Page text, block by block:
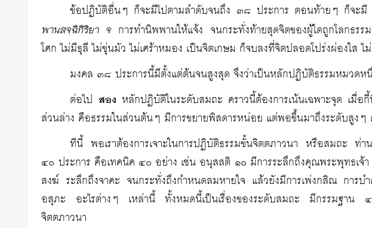
ข้อปฏิบัติอื่นๆ ก็จะมีไปตามลำดับจนถึง ๓๘ ประการ ตอนท้ายๆ ก็จะมี
พานสจฺฉิกิริยา จการทำนิพพานให้แจ้ง จนกระทั่งท้ายสุดจิตของผู้ใดถูกโลกธรร
โศก ไม่มีธุลี ไม่ขุ่นมัว ไม่เศร้าหมอง เป็นจิตเกษม ก็จบลงที่จิตปลอดโปร่งผ่องใส
มงคล ๓๘ ประการนี้มีตั้งแต่ต้นจนสูงสุด จึงว่าเป็นหลักปฏิบัติธรรมหมวด
ต่อไป สอง หลักปฏิบัติในระดับสมถะ คราวนี้ต้องการเน้นเฉพาะจุด เมื่
ส่วนล่าง คือธรรมในส่วนต้นๆ มีการขยายพิสดารหน่อย แต่พอขึ้นมาถึงระดับสูง
ทีนี้ พอเราต้องการเจาะในการปฏิบัติธรรมขั้นจิตตภาวนา หรือสมถะ ท่า
๔๐ ประการ คือเทคนิค ๔๐ อย่าง เช่น อนุสสติ ๑๐ มีการระลึกถึงคุณพระพุทธเจ้
สงฆ์ ระลึกถึงจาคะ จนกระทั่งถึงกำหนดลมหายใจ แล้วยังมีการเพ่งกสิณ การ
อสุภะ อะไรต่างๆ เหล่านี้ ทั้งหมดนี้เป็นเรื่องของระดับสมถะ มีกรรมฐาน
จิตตภาวนา